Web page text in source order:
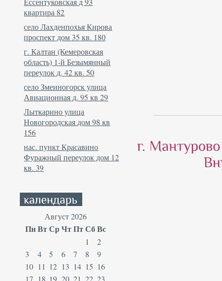
квартира 82
село Лахденпохья Кирова
проспект дом 35 кв. 180
г. Калтан (Кемеровская
область) 1-й Безымянный
переулок д. 42 кв. 50
село Змеиногорск улица
Авиационная д. 95 кв 29
Лыткарино улица
Новогородская дом 98 кв
156
нас. пункт Красавино
Фуражный переулок дом 12
кв. 39
Август 2026
ПнВтСрЧтПтСбВс
1
2
3
4 5 6 7 8
9
10 11 12 13 14 15 16
17 18 19 20 21 22 23